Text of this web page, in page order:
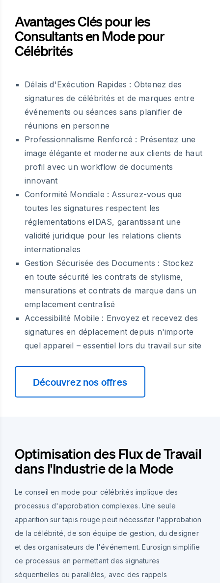
Avantages Clés pour les
Consultants en Mode pour
Célébrités
Délais d'Exécution Rapides : Obtenez des
signatures de célébrités et de marques entre
événements ou séances sans planifier de
réunions en personne
Professionnalisme Renforcé : Présentez une
image élégante et moderne aux clients de haut
profil avec un workflow de documents
innovant
Conformité Mondiale : Assurez-vous que
toutes les signatures respectent les
réglementations eIDAS, garantissant une
validité juridique pour les relations clients
internationales
Gestion Sécurisée des Documents : Stockez
en toute sécurité les contrats de stylisme,
mensurations et contrats de marque dans un
emplacement centralisé
Accessibilité Mobile : Envoyez et recevez des
signatures en déplacement depuis n'importe
quel appareil – essentiel lors du travail sur site
Découvrez nos offres
Optimisation des Flux de Travail
dans l'Industrie de la Mode
Le conseil en mode pour célébrités implique des
processus d'approbation complexes. Une seule
apparition sur tapis rouge peut nécessiter l'approbation
de la célébrité, de son équipe de gestion, du designer
et des organisateurs de l'événement. Eurosign simplifie
ce processus en permettant des signatures
séquentielles ou parallèles, avec des rappels